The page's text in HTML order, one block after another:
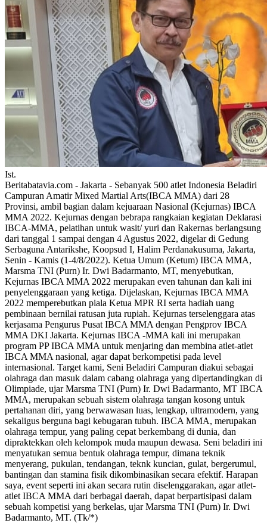
Ist.
Beritabatavia.com - Jakarta - Sebanyak 500 atlet Indonesia Beladiri
Campuran Amatir Mixed Martial Arts(IBCA MMA) dari 28
Provinsi, ambil bagian dalam kejuaraan Nasional (Kejurnas) IBCA
MMA 2022. Kejurnas dengan bebrapa rangkaian kegiatan Deklarasi
IBCA-MMA, pelatihan untuk wasit/ yuri dan Rakernas berlangsung
dari tanggal 1 sampai dengan 4 Agustus 2022, digelar di Gedung
Serbaguna Antarikshe, Koopsud I, Halim Perdanakusuma, Jakarta,
Senin - Kamis (1-4/8/2022). Ketua Umum (Ketum) IBCA MMA,
Marsma TNI (Purn) Ir. Dwi Badarmanto, MT, menyebutkan,
Kejurnas IBCA MMA 2022 merupakan even tahunan dan kali ini
penyelenggaraan yang ketiga. Dijelaskan, Kejurnas IBCA MMA
2022 memperebutkan piala Ketua MPR RI serta hadiah uang
pembinaan bernilai ratusan juta rupiah. Kejurnas terselenggara atas
kerjasama Pengurus Pusat IBCA MMA dengan Pengprov IBCA
MMA DKI Jakarta. Kejurnas IBCA -MMA kali ini merupakan
program PP IBCA MMA untuk menjaring dan membina atlet-atlet
IBCA MMA nasional, agar dapat berkompetisi pada level
internasional. Target kami, Seni Beladiri Campuran diakui sebagai
olahraga dan masuk dalam cabang olahraga yang dipertandingkan di
Olimpiade, ujar Marsma TNI (Purn) Ir. Dwi Badarmanto, MT IBCA
MMA, merupakan sebuah sistem olahraga tangan kosong untuk
pertahanan diri, yang berwawasan luas, lengkap, ultramodern, yang
sekaligus berguna bagi kebugaran tubuh. IBCA MMA, merupakan
olahraga tempur, yang paling cepat berkembang di dunia, dan
dipraktekkan oleh kelompok muda maupun dewasa. Seni beladiri ini
menyatukan semua bentuk olahraga tempur, dimana teknik
menyerang, pukulan, tendangan, teknk kuncian, gulat, bergerumul,
bantingan dan stamina fisik dikombinasikan secara efektif. Harapan
saya, event seperti ini akan secara rutin diselenggarakan, agar atlet-
atlet IBCA MMA dari berbagai daerah, dapat berpartisipasi dalam
sebuah kompetisi yang berkelas, ujar Marsma TNI (Purn) Ir. Dwi
Badarmanto, MT. (Tk/*)